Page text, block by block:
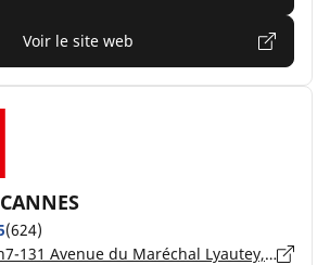
Voir le site web
(624)
La Canardière Rn7-131 Avenue du Maréchal Lyautey, 06210 MANDELIEU-LA-NAPOULE